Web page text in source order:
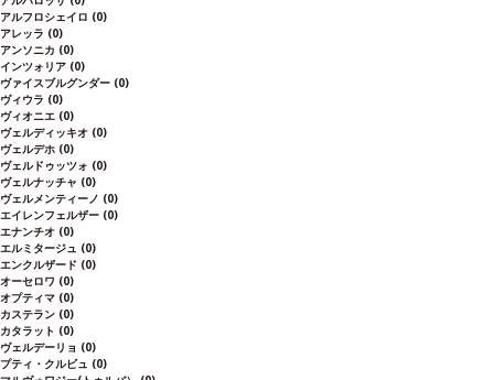
アルフロシェイロ (0)
アレッラ (0)
アンソニカ (0)
インツォリア (0)
ヴァイスブルグンダー (0)
ヴィウラ (0)
ヴィオニエ (0)
ヴェルディッキオ (0)
ヴェルデホ (0)
ヴェルドゥッツォ (0)
ヴェルナッチャ (0)
ヴェルメンティーノ (0)
エイレンフェルザー (0)
エナンチオ (0)
エルミタージュ (0)
エンクルザード (0)
オーセロワ (0)
オプティマ (0)
カステラン (0)
カタラット (0)
ヴェルデーリョ (0)
プティ・クルビュ (0)